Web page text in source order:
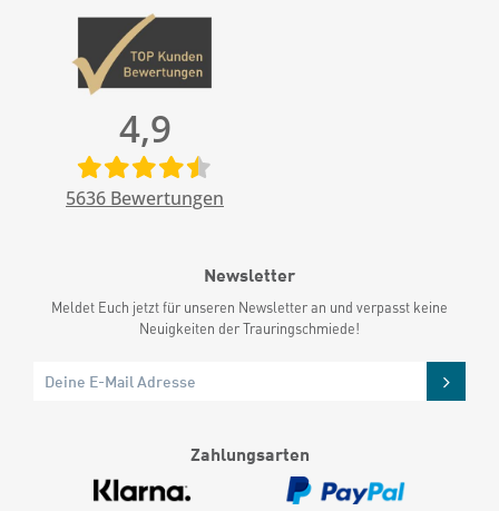
4,9
5636 Bewertungen
Newsletter
Meldet Euch jetzt für unseren Newsletter an und verpasst keine
Neuigkeiten der Trauringschmiede!
Zahlungsarten